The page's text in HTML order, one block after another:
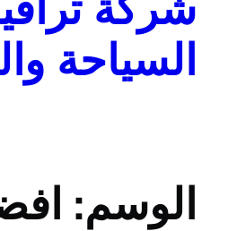
السياحة
الوسم: